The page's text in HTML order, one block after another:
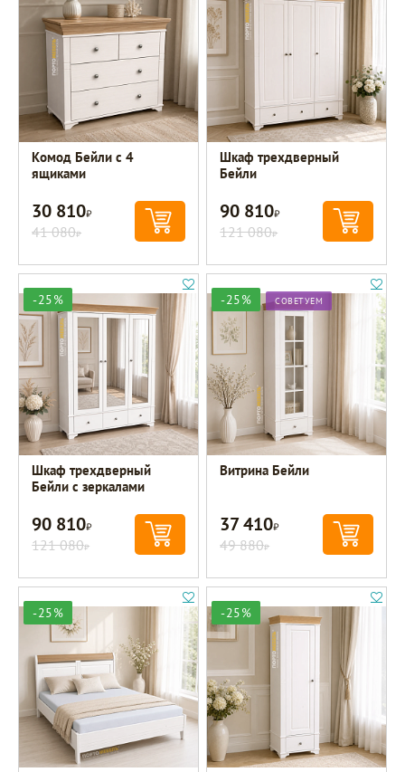
Комод Бейли с 4
ящиками
30 810Р
41 080Р
Шкаф трехдверный
Бейли
90 810Р
121 080Р
-25%
Шкаф трехдверный
Бейли с зеркалами
90 810Р
121 080Р
-25% СОВЕТУЕМ
Витрина Бейли
37 410Р
49 880Р
-25% -25%